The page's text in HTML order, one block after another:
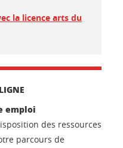
la licence arts du
emploi
des ressources
parcours de